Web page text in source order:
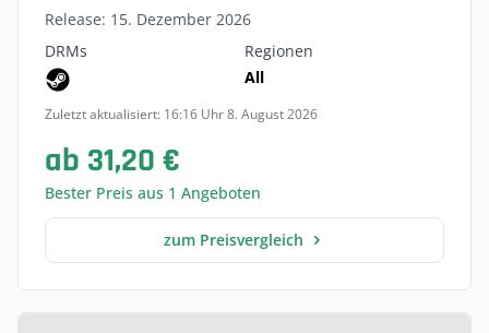
Release: 15. Dezember 2026
DRMs
Regionen
All
Zuletzt aktualisiert: 16:16 Uhr 8. August 2026
ab 31,20 €
Bester Preis aus 1 Angeboten
zum Preisvergleich